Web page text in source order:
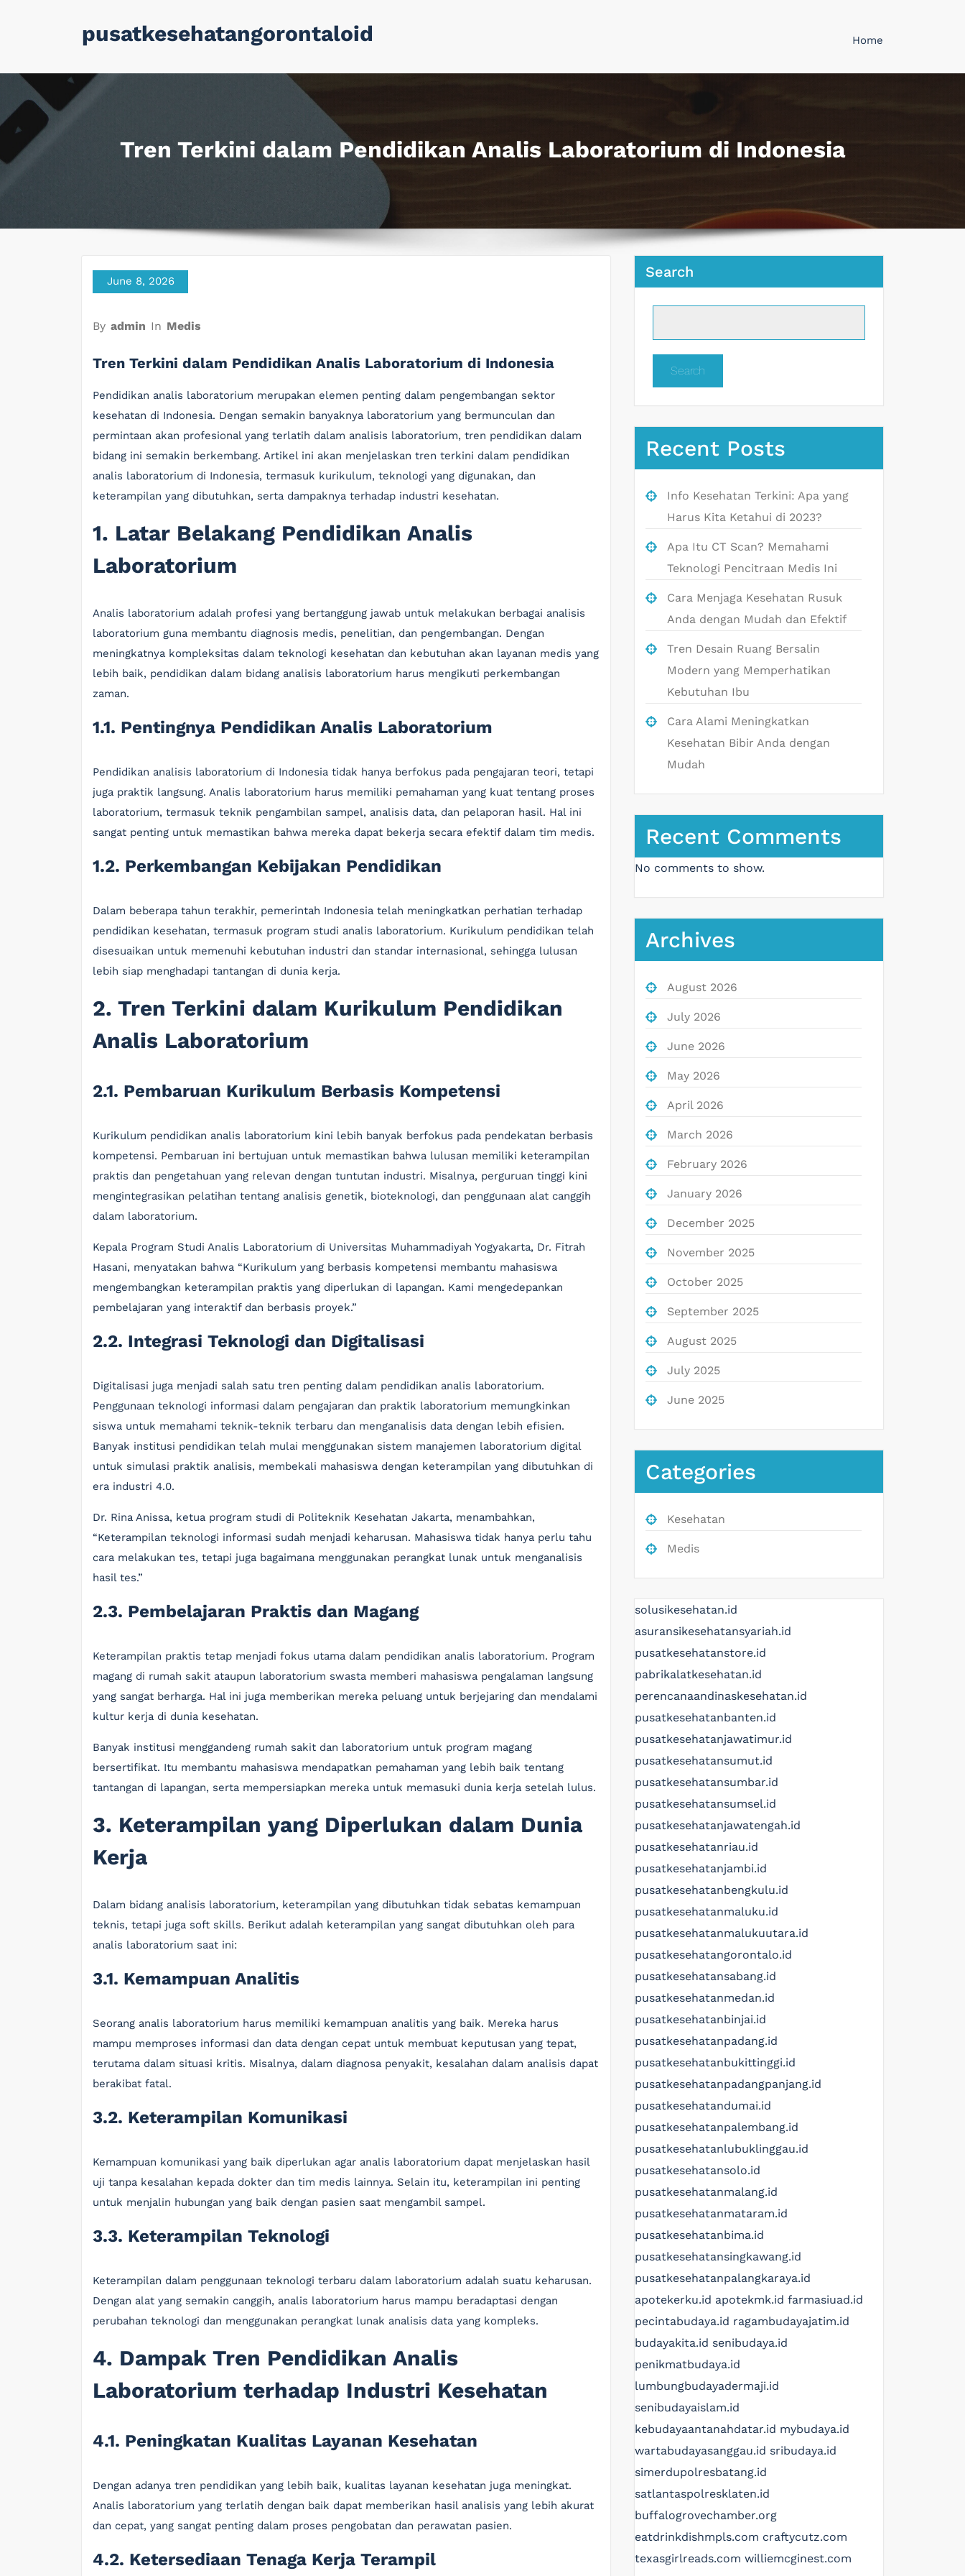
pusatkesehatangorontaloid Home
Tren Terkini dalam Pendidikan Analis Laboratorium di Indonesia
June 8, 2026
By admin In Medis
Tren Terkini dalam Pendidikan Analis Laboratorium di Indonesia
Pendidikan analis laboratorium merupakan elemen penting dalam pengembangan sektor
kesehatan di Indonesia. Dengan semakin banyaknya laboratorium yang bermunculan dan
permintaan akan profesional yang terlatih dalam analisis laboratorium, tren pendidikan dalam
bidang ini semakin berkembang. Artikel ini akan menjelaskan tren terkini dalam pendidikan
analis laboratorium di Indonesia, termasuk kurikulum, teknologi yang digunakan, dan
keterampilan yang dibutuhkan, serta dampaknya terhadap industri kesehatan.
1. Latar Belakang Pendidikan Analis
Laboratorium
Analis laboratorium adalah profesi yang bertanggung jawab untuk melakukan berbagai analisis
laboratorium guna membantu diagnosis medis, penelitian, dan pengembangan. Dengan
meningkatnya kompleksitas dalam teknologi kesehatan dan kebutuhan akan layanan medis yang
lebih baik, pendidikan dalam bidang analisis laboratorium harus mengikuti perkembangan
zaman.
1.1. Pentingnya Pendidikan Analis Laboratorium
Pendidikan analisis laboratorium di Indonesia tidak hanya berfokus pada pengajaran teori, tetapi
juga praktik langsung. Analis laboratorium harus memiliki pemahaman yang kuat tentang proses
laboratorium, termasuk teknik pengambilan sampel, analisis data, dan pelaporan hasil. Hal ini
sangat penting untuk memastikan bahwa mereka dapat bekerja secara efektif dalam tim medis.
1.2. Perkembangan Kebijakan Pendidikan
Dalam beberapa tahun terakhir, pemerintah Indonesia telah meningkatkan perhatian terhadap
pendidikan kesehatan, termasuk program studi analis laboratorium. Kurikulum pendidikan telah
disesuaikan untuk memenuhi kebutuhan industri dan standar internasional, sehingga lulusan
lebih siap menghadapi tantangan di dunia kerja.
2. Tren Terkini dalam Kurikulum Pendidikan
Analis Laboratorium
2.1. Pembaruan Kurikulum Berbasis Kompetensi
Kurikulum pendidikan analis laboratorium kini lebih banyak berfokus pada pendekatan berbasis
kompetensi. Pembaruan ini bertujuan untuk memastikan bahwa lulusan memiliki keterampilan
praktis dan pengetahuan yang relevan dengan tuntutan industri. Misalnya, perguruan tinggi kini
mengintegrasikan pelatihan tentang analisis genetik, bioteknologi, dan penggunaan alat canggih
dalam laboratorium.
Kepala Program Studi Analis Laboratorium di Universitas Muhammadiyah Yogyakarta, Dr. Fitrah
Hasani, menyatakan bahwa “Kurikulum yang berbasis kompetensi membantu mahasiswa
mengembangkan keterampilan praktis yang diperlukan di lapangan. Kami mengedepankan
pembelajaran yang interaktif dan berbasis proyek.”
2.2. Integrasi Teknologi dan Digitalisasi
Digitalisasi juga menjadi salah satu tren penting dalam pendidikan analis laboratorium.
Penggunaan teknologi informasi dalam pengajaran dan praktik laboratorium memungkinkan
siswa untuk memahami teknik-teknik terbaru dan menganalisis data dengan lebih efisien.
Banyak institusi pendidikan telah mulai menggunakan sistem manajemen laboratorium digital
untuk simulasi praktik analisis, membekali mahasiswa dengan keterampilan yang dibutuhkan di
era industri 4.0.
Dr. Rina Anissa, ketua program studi di Politeknik Kesehatan Jakarta, menambahkan,
“Keterampilan teknologi informasi sudah menjadi keharusan. Mahasiswa tidak hanya perlu tahu
cara melakukan tes, tetapi juga bagaimana menggunakan perangkat lunak untuk menganalisis
hasil tes.”
2.3. Pembelajaran Praktis dan Magang
Keterampilan praktis tetap menjadi fokus utama dalam pendidikan analis laboratorium. Program
magang di rumah sakit ataupun laboratorium swasta memberi mahasiswa pengalaman langsung
yang sangat berharga. Hal ini juga memberikan mereka peluang untuk berjejaring dan mendalami
kultur kerja di dunia kesehatan.
Banyak institusi menggandeng rumah sakit dan laboratorium untuk program magang
bersertifikat. Itu membantu mahasiswa mendapatkan pemahaman yang lebih baik tentang
tantangan di lapangan, serta mempersiapkan mereka untuk memasuki dunia kerja setelah lulus.
3. Keterampilan yang Diperlukan dalam Dunia
Kerja
Dalam bidang analisis laboratorium, keterampilan yang dibutuhkan tidak sebatas kemampuan
teknis, tetapi juga soft skills. Berikut adalah keterampilan yang sangat dibutuhkan oleh para
analis laboratorium saat ini:
3.1. Kemampuan Analitis
Seorang analis laboratorium harus memiliki kemampuan analitis yang baik. Mereka harus
mampu memproses informasi dan data dengan cepat untuk membuat keputusan yang tepat,
terutama dalam situasi kritis. Misalnya, dalam diagnosa penyakit, kesalahan dalam analisis dapat
berakibat fatal.
3.2. Keterampilan Komunikasi
Kemampuan komunikasi yang baik diperlukan agar analis laboratorium dapat menjelaskan hasil
uji tanpa kesalahan kepada dokter dan tim medis lainnya. Selain itu, keterampilan ini penting
untuk menjalin hubungan yang baik dengan pasien saat mengambil sampel.
3.3. Keterampilan Teknologi
Keterampilan dalam penggunaan teknologi terbaru dalam laboratorium adalah suatu keharusan.
Dengan alat yang semakin canggih, analis laboratorium harus mampu beradaptasi dengan
perubahan teknologi dan menggunakan perangkat lunak analisis data yang kompleks.
4. Dampak Tren Pendidikan Analis
Laboratorium terhadap Industri Kesehatan
4.1. Peningkatan Kualitas Layanan Kesehatan
Dengan adanya tren pendidikan yang lebih baik, kualitas layanan kesehatan juga meningkat.
Analis laboratorium yang terlatih dengan baik dapat memberikan hasil analisis yang lebih akurat
dan cepat, yang sangat penting dalam proses pengobatan dan perawatan pasien.
4.2. Ketersediaan Tenaga Kerja Terampil
Search
Search
Recent Posts
Info Kesehatan Terkini: Apa yang
Harus Kita Ketahui di 2023?
Apa Itu CT Scan? Memahami
Teknologi Pencitraan Medis Ini
Cara Menjaga Kesehatan Rusuk
Anda dengan Mudah dan Efektif
Tren Desain Ruang Bersalin
Modern yang Memperhatikan
Kebutuhan Ibu
Cara Alami Meningkatkan
Kesehatan Bibir Anda dengan
Mudah
Recent Comments
No comments to show.
Archives
August 2026
July 2026
June 2026
May 2026
April 2026
March 2026
February 2026
January 2026
December 2025
November 2025
October 2025
September 2025
August 2025
July 2025
June 2025
Categories
Kesehatan
Medis
solusikesehatan.id
asuransikesehatansyariah.id
pusatkesehatanstore.id
pabrikalatkesehatan.id
perencanaandinaskesehatan.id
pusatkesehatanbanten.id
pusatkesehatanjawatimur.id
pusatkesehatansumut.id
pusatkesehatansumbar.id
pusatkesehatansumsel.id
pusatkesehatanjawatengah.id
pusatkesehatanriau.id
pusatkesehatanjambi.id
pusatkesehatanbengkulu.id
pusatkesehatanmaluku.id
pusatkesehatanmalukuutara.id
pusatkesehatangorontalo.id
pusatkesehatansabang.id
pusatkesehatanmedan.id
pusatkesehatanbinjai.id
pusatkesehatanpadang.id
pusatkesehatanbukittinggi.id
pusatkesehatanpadangpanjang.id
pusatkesehatandumai.id
pusatkesehatanpalembang.id
pusatkesehatanlubuklinggau.id
pusatkesehatansolo.id
pusatkesehatanmalang.id
pusatkesehatanmataram.id
pusatkesehatanbima.id
pusatkesehatansingkawang.id
pusatkesehatanpalangkaraya.id
apotekerku.id apotekmk.id farmasiuad.id
pecintabudaya.id ragambudayajatim.id
budayakita.id senibudaya.id
penikmatbudaya.id
lumbungbudayadermaji.id
senibudayaislam.id
kebudayaantanahdatar.id mybudaya.id
wartabudayasanggau.id sribudaya.id
simerdupolresbatang.id
satlantaspolresklaten.id
buffalogrovechamber.org
eatdrinkdishmpls.com craftycutz.com
texasgirlreads.com williemcginest.com